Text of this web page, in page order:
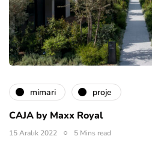
mimari proje
CAJA by Maxx Royal
15 Aralık 2022 5 Mins read